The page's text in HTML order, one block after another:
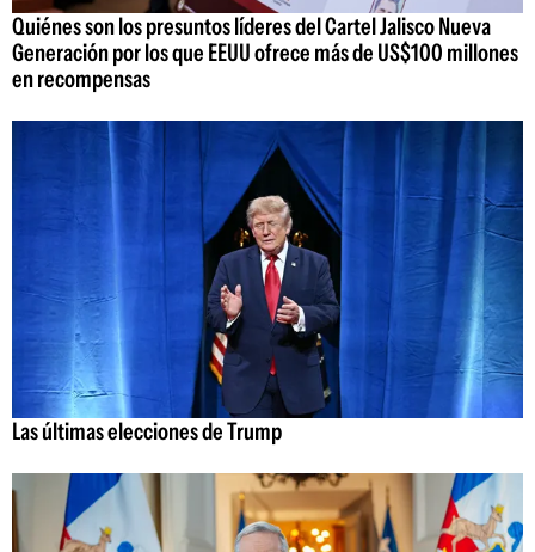
Quiénes son los presuntos líderes del Cartel Jalisco Nueva
Generación por los que EEUU ofrece más de US$100 millones
en recompensas
Las últimas elecciones de Trump